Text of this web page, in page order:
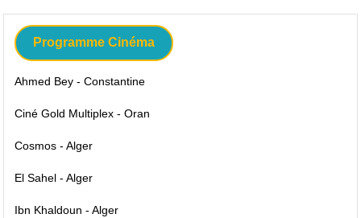
Programme Cinéma
Ahmed Bey - Constantine
Ciné Gold Multiplex - Oran
Cosmos - Alger
El Sahel - Alger
Ibn Khaldoun - Alger